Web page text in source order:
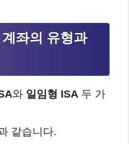
좌의 유형과
와 일임형 ISA 두 가
같습니다.